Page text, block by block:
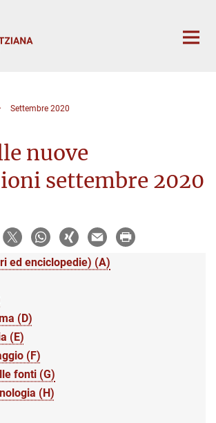
Settembre 2020
nuove
settembre 2020
ed enciclopedie) (A)
(D)
(E)
(F)
fonti (G)
(H)